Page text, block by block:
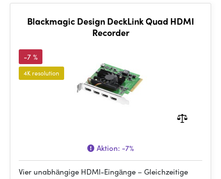
Blackmagic Design DeckLink Quad HDMI
Recorder
-7 %
4K resolution
Aktion: -7%
Vier unabhängige HDMI-Eingänge – Gleichzeitige